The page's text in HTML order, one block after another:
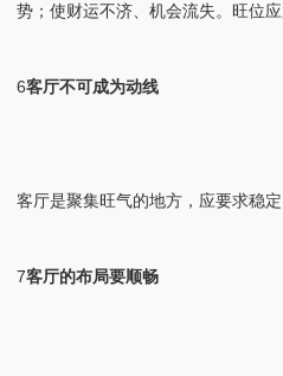
势；使财运不济、机会流失。旺位
6客厅不可成为动线
客厅是聚集旺气的地方，应要求稳
7客厅的布局要顺畅